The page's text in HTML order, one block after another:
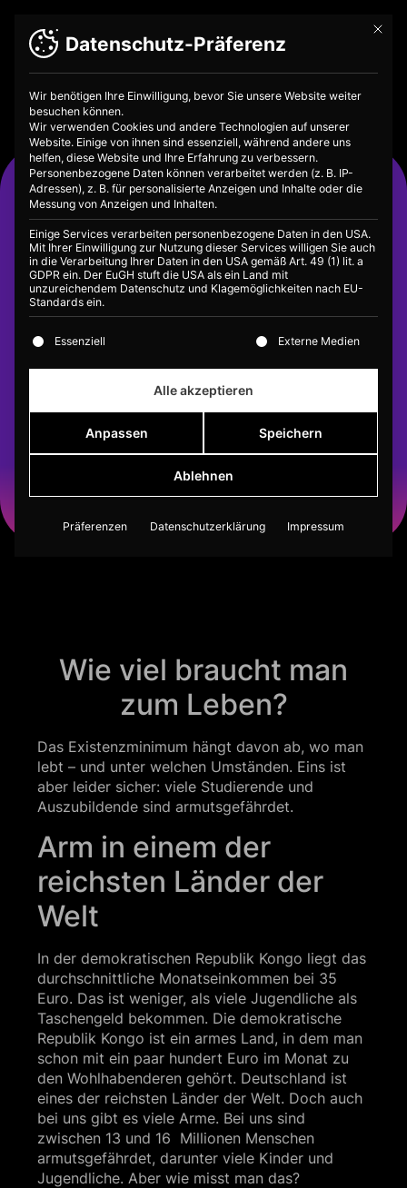
Existenzminimum
Wie viel braucht man
zum Leben?
Das Existenzminimum hängt davon ab, wo man
lebt – und unter welchen Umständen. Eins ist
aber leider sicher: viele Studierende und
Auszubildende sind armutsgefährdet.
Arm in einem der
reichsten Länder der
Welt
In der demokratischen Republik Kongo liegt das
durchschnittliche Monatseinkommen bei 35
Euro. Das ist weniger, als viele Jugendliche als
Taschengeld bekommen. Die demokratische
Republik Kongo ist ein armes Land, in dem man
schon mit ein paar hundert Euro im Monat zu
den Wohlhabenderen gehört. Deutschland ist
eines der reichsten Länder der Welt. Doch auch
bei uns gibt es viele Arme. Bei uns sind
zwischen 13 und 16 Millionen Menschen
armutsgefährdet, darunter viele Kinder und
Jugendliche. Aber wie misst man das?
Mit
Datenschutz-Präferenz
Wir benötigen Ihre Einwilligung, bevor Sie unsere Website weiter
besuchen können.
Wir verwenden Cookies und andere Technologien auf unserer
Website. Einige von ihnen sind essenziell, während andere uns
helfen, diese Website und Ihre Erfahrung zu verbessern.
Personenbezogene Daten können verarbeitet werden (z. B. IP-
Adressen), z. B. für personalisierte Anzeigen und Inhalte oder die
Messung von Anzeigen und Inhalten.
Einige Services verarbeiten personenbezogene Daten in den USA.
Mit Ihrer Einwilligung zur Nutzung dieser Services willigen Sie auch
in die Verarbeitung Ihrer Daten in den USA gemäß Art. 49 (1) lit. a
GDPR ein. Der EuGH stuft die USA als ein Land mit
unzureichendem Datenschutz und Klagemöglichkeiten nach EU-
Standards ein.
Es folgt eine Liste der Service-Gruppen, für die eine
Essenziell Externe Medien
Alle akzeptieren
Anpassen Speichern
Ablehnen
Präferenzen Datenschutzerklärung Impressum